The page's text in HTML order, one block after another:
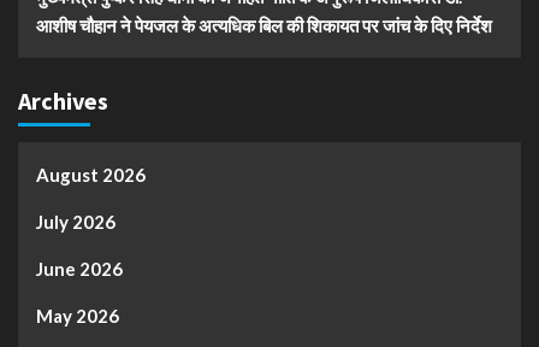
आशीष चौहान ने पेयजल के अत्यधिक बिल की शिकायत पर जांच के दिए निर्देश
Archives
August 2026
July 2026
June 2026
May 2026